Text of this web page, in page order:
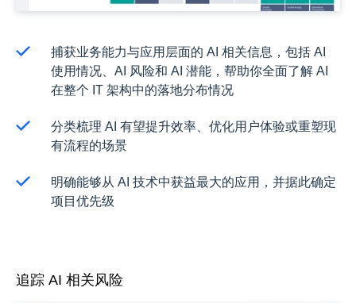
捕获业务能力与应用层面的 AI 相关信息，包括 AI
使用情况、AI 风险和 AI 潜能，帮助你全面了解 AI
在整个 IT 架构中的落地分布情况
分类梳理 AI 有望提升效率、优化用户体验或重塑现
有流程的场景
明确能够从 AI 技术中获益最大的应用，并据此确定
项目优先级
追踪 AI 相关风险